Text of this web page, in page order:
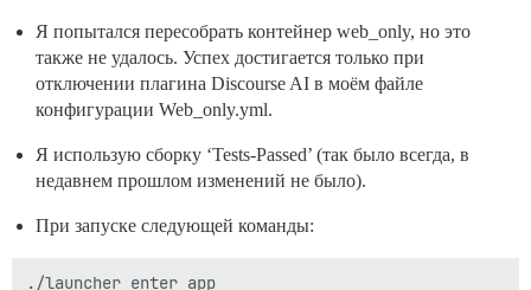
Я попытался пересобрать контейнер web_only, но это
также не удалось. Успех достигается только при
отключении плагина Discourse AI в моём файле
конфигурации Web_only.yml.
Я использую сборку ‘Tests-Passed’ (так было всегда, в
недавнем прошлом изменений не было).
При запуске следующей команды:
./launcher enter app